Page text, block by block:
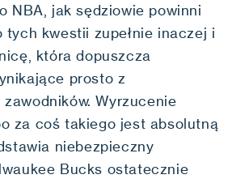
NBA, jak sędziowie powinni
tych kwestii zupełnie inaczej i
która dopuszcza
prosto z
Wyrzucenie
za coś takiego jest absolutną
niebezpieczny
Bucks ostatecznie